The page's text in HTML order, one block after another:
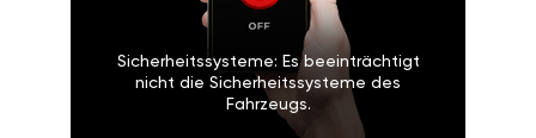
Sicherheitssysteme des Fahrzeugs.